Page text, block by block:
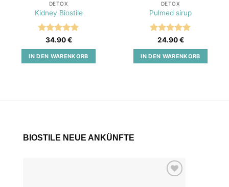
DETOX
Kidney Biostile
Bewertet
mit5von
5
34.90€
IN DEN WARENKORB
DETOX
Pulmed sirup
Bewertet
mit5von
5
24.90€
IN DEN WARENKORB
BIOSTILE NEUE ANKÜNFTE